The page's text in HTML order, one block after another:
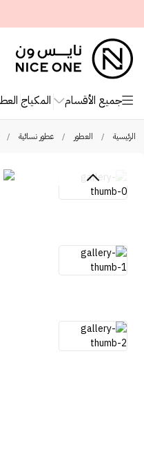
جميع الأقسام المكياج
الرئيسية / العطور / عطور نسائية /